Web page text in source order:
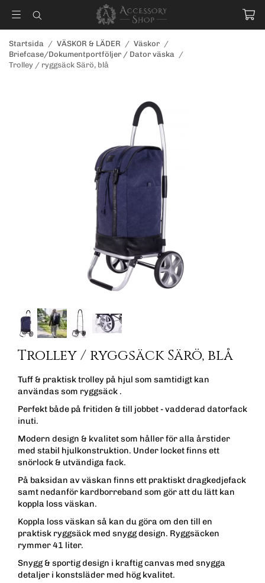
Startsida / VÄSKOR & LÄDER / Väskor /
Briefcase/Dokumentportföljer / Dator väska /
Trolley / ryggsäck Särö, blå
Trolley / ryggsäck Särö, blå
Tuff & praktisk trolley på hjul som samtidigt kan
användas som ryggsäck .
Perfekt både på fritiden & till jobbet - vadderad datorfack
inuti.
Modern design & kvalitet som håller för alla årstider
med stabil hjulkonstruktion. Under locket finns ett
snörlock & utvändiga fack.
På baksidan av väskan finns ett praktiskt dragkedjefack
samt nedanför kardborreband som gör att du lätt kan
koppla loss väskan.
Koppla loss väskan så kan du göra om den till en
praktisk ryggsäck med snygg design. Ryggsäcken
rymmer 41 liter.
Snygg & sportig design i kraftig canvas med snygga
detaljer i konstsläder med hög kvalitet.